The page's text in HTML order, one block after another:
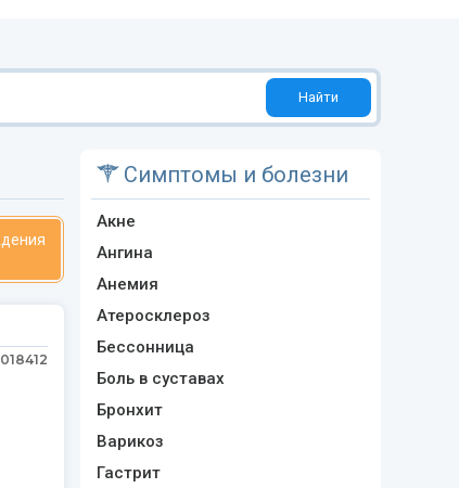
Найти
Симптомы и болезни
Акне
Ангина
Анемия
Атеросклероз
Бессонница
Боль в суставах
Бронхит
Варикоз
Гастрит